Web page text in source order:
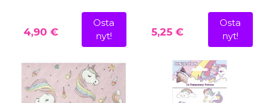
4,90 €
Osta
nyt!
5,25 €
Osta
nyt!